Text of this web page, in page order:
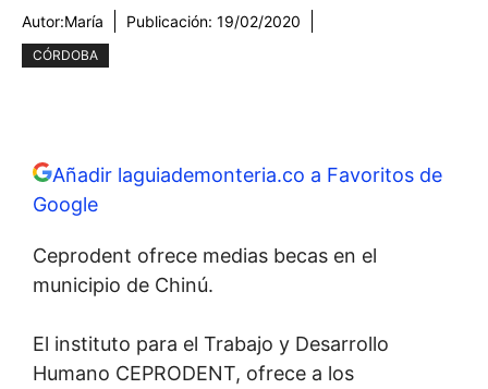
Autor:María Publicación: 19/02/2020
CÓRDOBA
Añadir laguiademonteria.co a Favoritos de
Google
Ceprodent ofrece medias becas en el
municipio de Chinú.
El instituto para el Trabajo y Desarrollo
Humano CEPRODENT, ofrece a los